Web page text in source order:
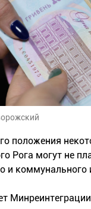
положения
Рога могут не
и